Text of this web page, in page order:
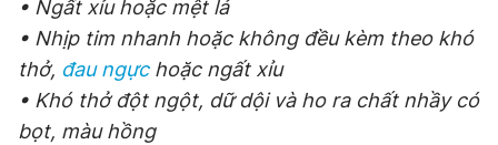
• Ngất xỉu hoặc mệt lả
• Nhịp tim nhanh hoặc không đều kèm theo khó
thở, đau ngựchoặc ngất xỉu
• Khó thở đột ngột, dữ dội và ho ra chất nhầy có
bọt, màu hồng